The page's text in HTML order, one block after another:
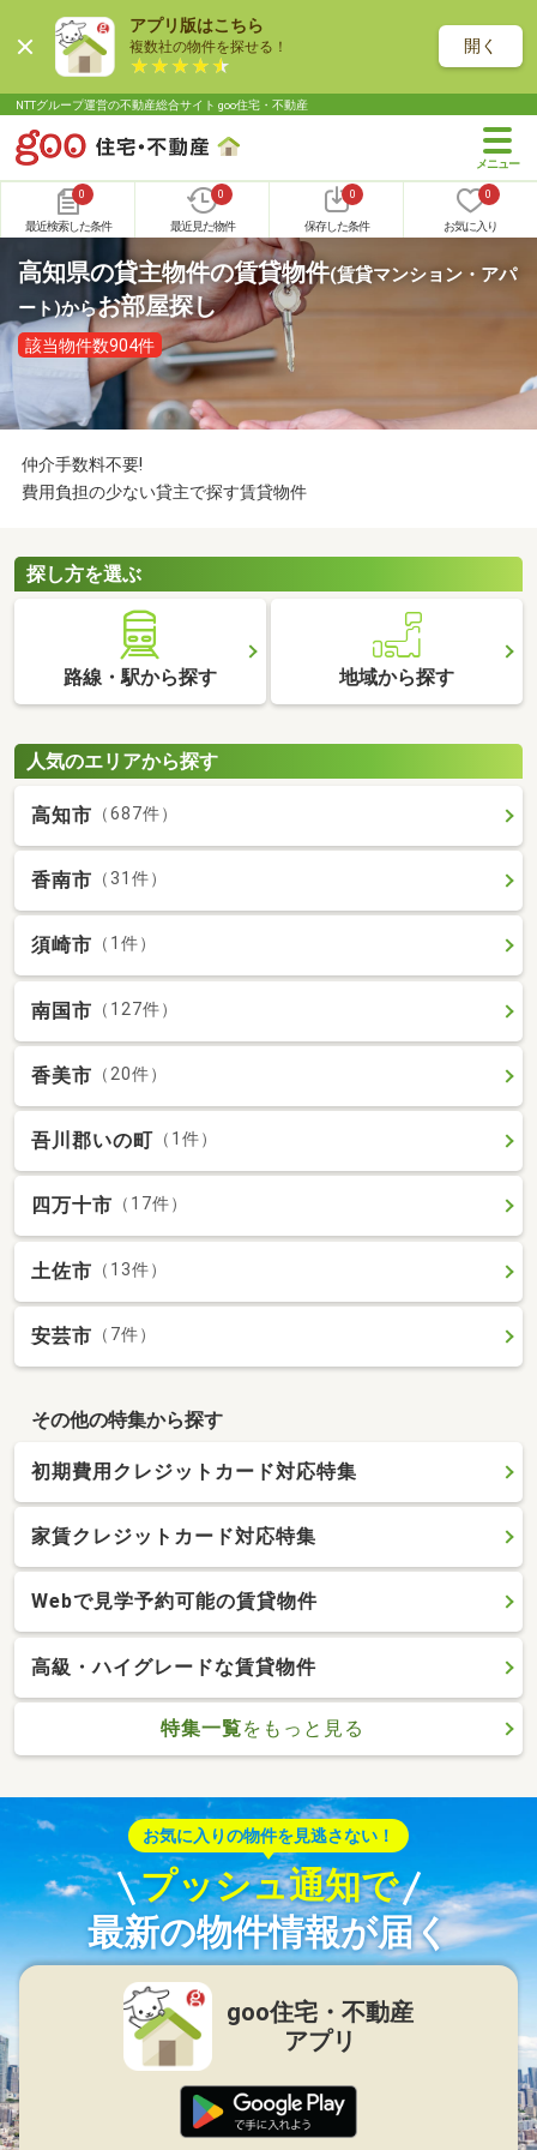
アプリ版はこちら
複数社の物件を探せる！ 開く
NTTグループ運営の不動産総合サイト goo住宅・不動産
0
最近検索した条件
0
最近見た物件
0
保存した条件
0
お気に入り
高知県の貸主物件の賃貸物件(賃貸マンション・アパ
ート)からお部屋探し
該当物件数904件
仲介手数料不要!
費用負担の少ない貸主で探す賃貸物件
探し方を選ぶ
路線・駅から探す 地域から探す
人気のエリアから探す
高知市 （687件）
香南市 （31件）
須崎市 （1件）
南国市 （127件）
香美市 （20件）
吾川郡いの町 （1件）
四万十市 （17件）
土佐市 （13件）
安芸市 （7件）
その他の特集から探す
初期費用クレジットカード対応特集
家賃クレジットカード対応特集
Webで見学予約可能の賃貸物件
高級・ハイグレードな賃貸物件
特集一覧をもっと見る
お気に入りの物件を見逃さない！
プッシュ通知で
最新の物件情報が届く
goo住宅・不動産
アプリ